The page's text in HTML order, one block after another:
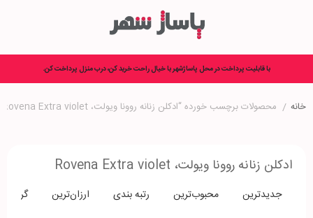
با قابلیت پرداخت در محل پاساژشهر با خیال راحت خرید کن، درب منزل پرداخت کن.
خانه / محصولات برچسب خورده “ادکلن زنانه روونا ویولت، Rovena Extra violet”
ادکلن زنانه روونا ویولت، Rovena Extra violet
جدیدترین محبوب‌ترین رتبه بندی ارزان‌ترین